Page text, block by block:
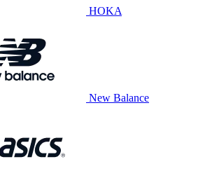
HOKA
New Balance